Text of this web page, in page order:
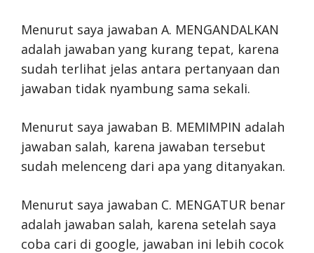
Menurut saya jawaban A. MENGANDALKAN
adalah jawaban yang kurang tepat, karena
sudah terlihat jelas antara pertanyaan dan
jawaban tidak nyambung sama sekali.
Menurut saya jawaban B. MEMIMPIN adalah
jawaban salah, karena jawaban tersebut
sudah melenceng dari apa yang ditanyakan.
Menurut saya jawaban C. MENGATUR benar
adalah jawaban salah, karena setelah saya
coba cari di google, jawaban ini lebih cocok